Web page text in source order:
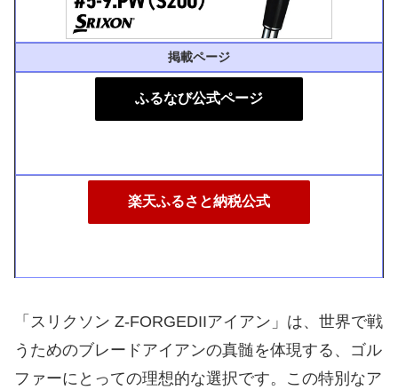
掲載ページ
ふるなび公式ページ
楽天ふるさと納税公式
「スリクソン Z-FORGEDIIアイアン」は、世界で戦
うためのブレードアイアンの真髄を体現する、ゴル
ファーにとっての理想的な選択です。この特別なア